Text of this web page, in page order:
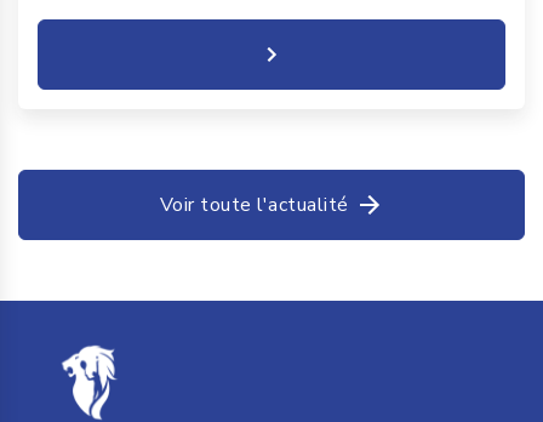
Voir toute l'actualité